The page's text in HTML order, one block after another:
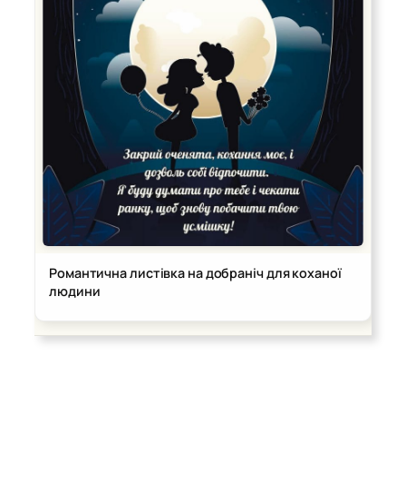
Романтична листівка на добраніч для коханої
людини